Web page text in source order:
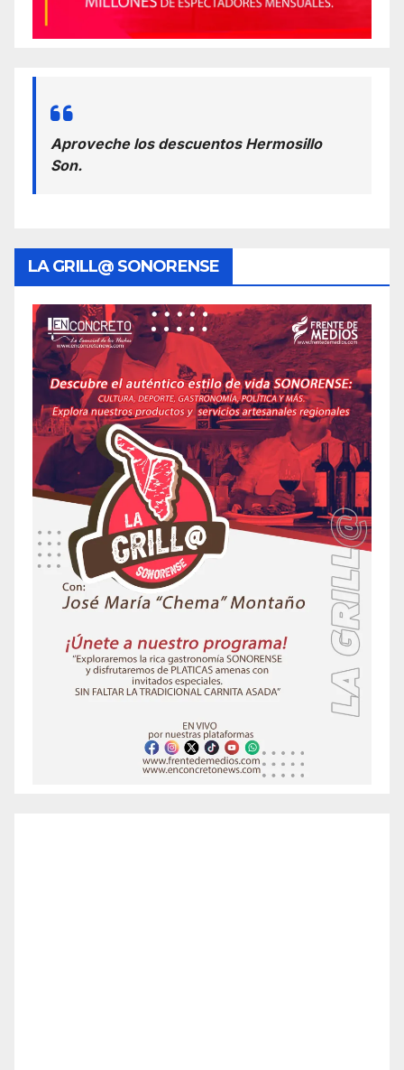
Aproveche los descuentos Hermosillo
Son.
LA GRILL@ SONORENSE